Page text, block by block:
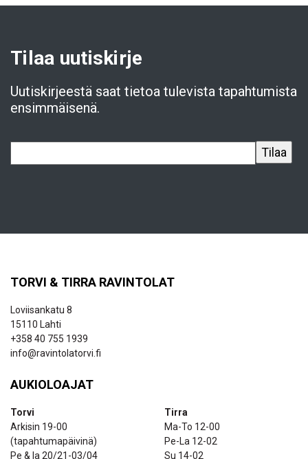
Tilaa uutiskirje
Uutiskirjeestä saat tietoa tulevista tapahtumista
ensimmäisenä.
TORVI & TIRRA RAVINTOLAT
Loviisankatu 8
15110 Lahti
+358 40 755 1939
info@ravintolatorvi.fi
AUKIOLOAJAT
Torvi
Arkisin 19-00
(tapahtumapäivinä)
Pe & la 20/21-03/04
Tirra
Ma-To 12-00
Pe-La 12-02
Su 14-02